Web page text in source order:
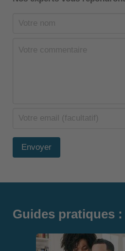
Envoyer
Guides pratiques :